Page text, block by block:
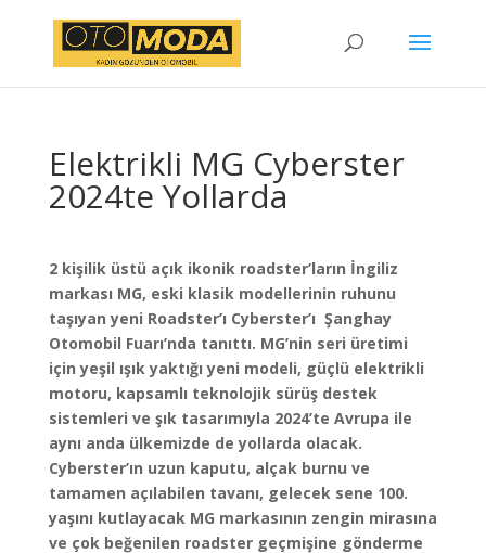
Elektrikli MG Cyberster
2024te Yollarda
2 kişilik üstü açık ikonik roadster’ların İngiliz
markası MG, eski klasik modellerinin ruhunu
taşıyan yeni Roadster’ı Cyberster’ı Şanghay
Otomobil Fuarı’nda tanıttı. MG’nin seri üretimi
için yeşil ışık yaktığı yeni modeli, güçlü elektrikli
motoru, kapsamlı teknolojik sürüş destek
sistemleri ve şık tasarımıyla 2024’te Avrupa ile
aynı anda ülkemizde de yollarda olacak.
Cyberster’ın uzun kaputu, alçak burnu ve
tamamen açılabilen tavanı, gelecek sene 100.
yaşını kutlayacak MG markasının zengin mirasına
ve çok beğenilen roadster geçmişine gönderme